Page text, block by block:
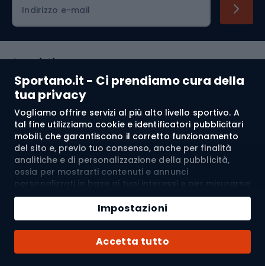
Sportano.it - Ci prendiamo cura della
tua privacy
Vogliamo offrire servizi al più alto livello sportivo. A
tal fine utilizziamo cookie e identificatori pubblicitari
mobili, che garantiscono il corretto funzionamento
del sito e, previo tuo consenso, anche per finalità
analitiche e di personalizzazione della pubblicità,
ossia per mostrarti contenuti e annunci
personalizzati in base ai tuoi interessi e per misurarne
l’efficacia. I cookie e gli identificatori pubblicitari
mobili possono essere utilizzati sia per attività
pubblicitarie personalizzate sia non personalizzate, a
seconda dei consensi da te espressi. Se clicchi su
“Accetta tutto”, acconsenti al trattamento dei tuoi
dati personali da parte di SPORTANO.COM Sp. z o.o. e
Accetta tutto
Impostazioni
Quantità
Aggiungi al carrello
Acquista con
Indirizzo e-mail
Acquisti
Servizio clienti
Regolamento
Chi siamo
© 2026 Sportano